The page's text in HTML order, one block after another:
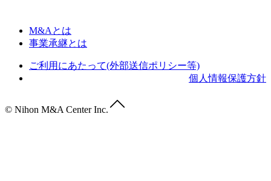
M&Aとは
事業承継とは
ご利用にあたって(外部送信ポリシー等)
個人情報保護方針
© Nihon M&A Center Inc.